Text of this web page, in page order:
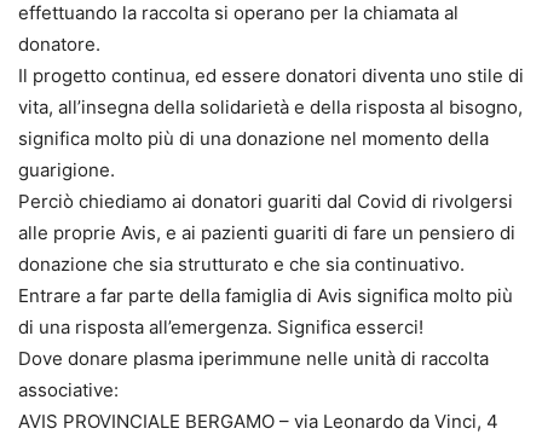
effettuando la raccolta si operano per la chiamata al
donatore.
Il progetto continua, ed essere donatori diventa uno stile di
vita, all’insegna della solidarietà e della risposta al bisogno,
significa molto più di una donazione nel momento della
guarigione.
Perciò chiediamo ai donatori guariti dal Covid di rivolgersi
alle proprie Avis, e ai pazienti guariti di fare un pensiero di
donazione che sia strutturato e che sia continuativo.
Entrare a far parte della famiglia di Avis significa molto più
di una risposta all’emergenza. Significa esserci!
Dove donare plasma iperimmune nelle unità di raccolta
associative:
AVIS PROVINCIALE BERGAMO – via Leonardo da Vinci, 4